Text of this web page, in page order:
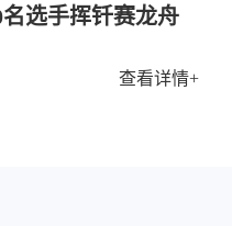
选手挥钎赛龙舟
查看详情+